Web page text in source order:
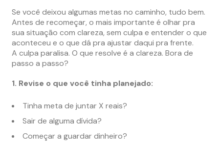
Se você deixou algumas metas no caminho, tudo bem.
Antes de recomeçar, o mais importante é olhar pra
sua situação com clareza, sem culpa e entender o que
aconteceu e o que dá pra ajustar daqui pra frente.
A culpa paralisa. O que resolve é a clareza. Bora de
passo a passo?
1. Revise o que você tinha planejado:
Tinha meta de juntar X reais?
Sair de alguma dívida?
Começar a guardar dinheiro?